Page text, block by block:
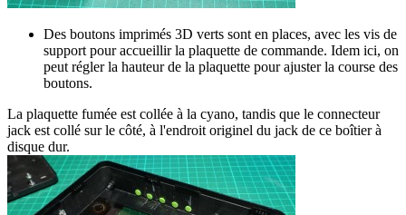
Des boutons imprimés 3D verts sont en places, avec les vis de
support pour accueillir la plaquette de commande. Idem ici, on
peut régler la hauteur de la plaquette pour ajuster la course des
boutons.
La plaquette fumée est collée à la cyano, tandis que le connecteur
jack est collé sur le côté, à l'endroit originel du jack de ce boîtier à
disque dur.